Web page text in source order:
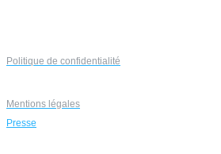
Politique de confidentialité
Mentions légales
Presse